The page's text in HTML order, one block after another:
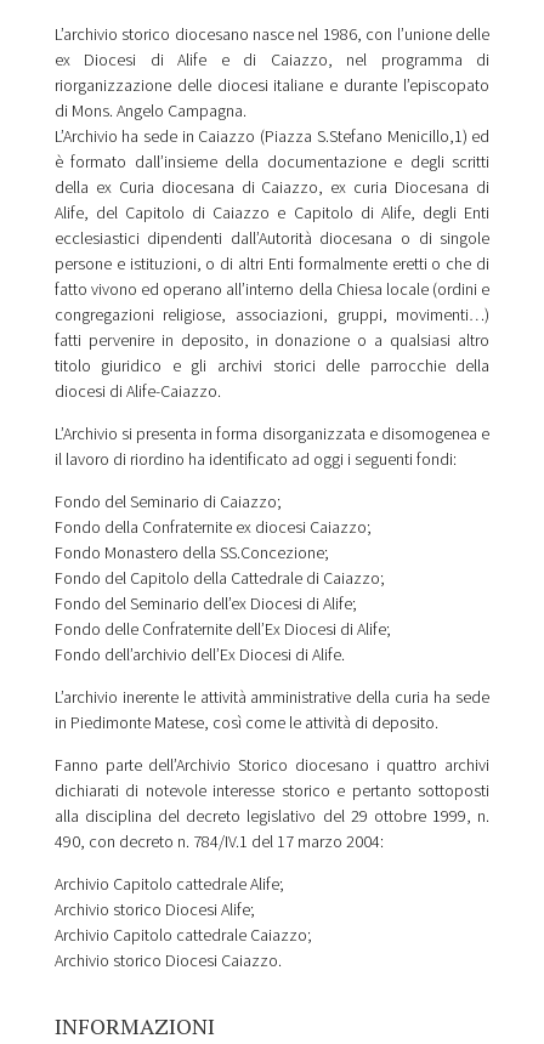
L’archivio storico diocesano nasce nel 1986, con l’unione delle
ex Diocesi di Alife e di Caiazzo, nel programma di
riorganizzazione delle diocesi italiane e durante l’episcopato
di Mons. Angelo Campagna.
L’Archivio ha sede in Caiazzo (Piazza S.Stefano Menicillo,1) ed
è formato dall’insieme della documentazione e degli scritti
della ex Curia diocesana di Caiazzo, ex curia Diocesana di
Alife, del Capitolo di Caiazzo e Capitolo di Alife, degli Enti
ecclesiastici dipendenti dall’Autorità diocesana o di singole
persone e istituzioni, o di altri Enti formalmente eretti o che di
fatto vivono ed operano all’interno della Chiesa locale (ordini e
congregazioni religiose, associazioni, gruppi, movimenti…)
fatti pervenire in deposito, in donazione o a qualsiasi altro
titolo giuridico e gli archivi storici delle parrocchie della
diocesi di Alife-Caiazzo.
L’Archivio si presenta in forma disorganizzata e disomogenea e
il lavoro di riordino ha identificato ad oggi i seguenti fondi:
Fondo del Seminario di Caiazzo;
Fondo della Confraternite ex diocesi Caiazzo;
Fondo Monastero della SS.Concezione;
Fondo del Capitolo della Cattedrale di Caiazzo;
Fondo del Seminario dell’ex Diocesi di Alife;
Fondo delle Confraternite dell’Ex Diocesi di Alife;
Fondo dell’archivio dell’Ex Diocesi di Alife.
L’archivio inerente le attività amministrative della curia ha sede
in Piedimonte Matese, così come le attività di deposito.
Fanno parte dell’Archivio Storico diocesano i quattro archivi
dichiarati di notevole interesse storico e pertanto sottoposti
alla disciplina del decreto legislativo del 29 ottobre 1999, n.
490, con decreto n. 784/IV.1 del 17 marzo 2004:
Archivio Capitolo cattedrale Alife;
Archivio storico Diocesi Alife;
Archivio Capitolo cattedrale Caiazzo;
Archivio storico Diocesi Caiazzo.
INFORMAZIONI